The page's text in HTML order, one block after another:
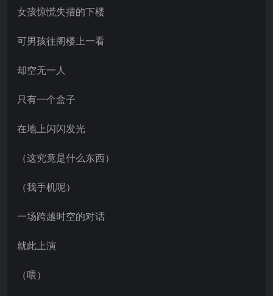
女孩惊慌失措的下楼
可男孩往阁楼上一看
却空无一人
只有一个盒子
在地上闪闪发光
（这究竟是什么东西）
（我手机呢）
一场跨越时空的对话
就此上演
（喂）